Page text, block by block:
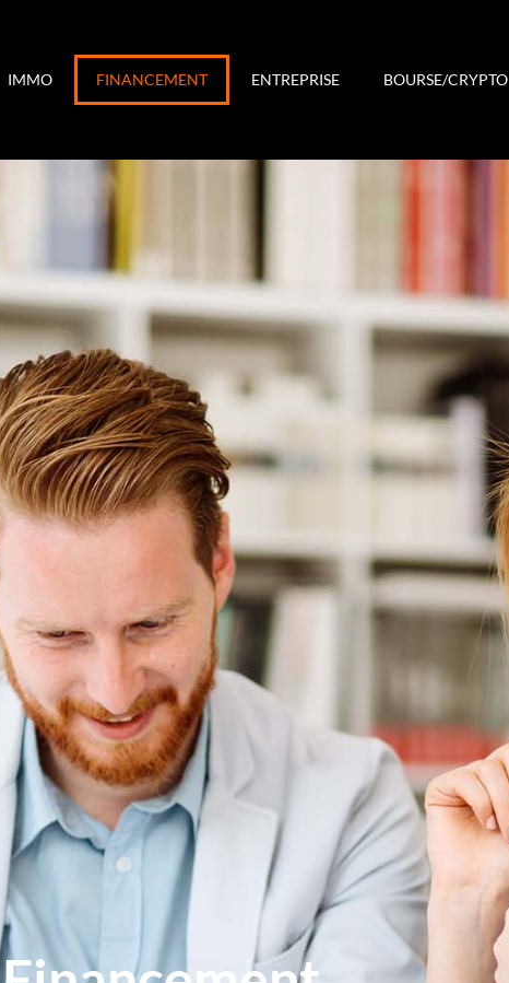
IMMO FINANCEMENT ENTREPRISE BOURSE/CRYPTO